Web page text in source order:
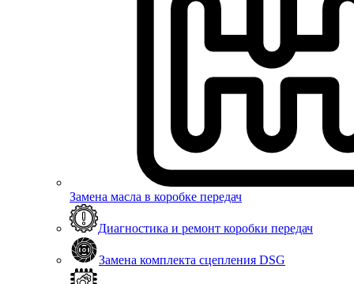
Замена масла в коробке передач
Диагностика и ремонт коробки передач
Замена комплекта сцепления DSG